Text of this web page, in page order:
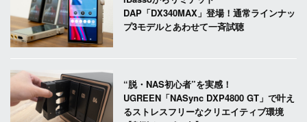
DAP「DX340MAX」登場！通常ラインナッ
プ3モデルとあわせて一斉試聴
“脱・NAS初心者”を実感！
UGREEN「NASync DXP4800 GT」で叶え
るストレスフリーなクリエイティブ環境